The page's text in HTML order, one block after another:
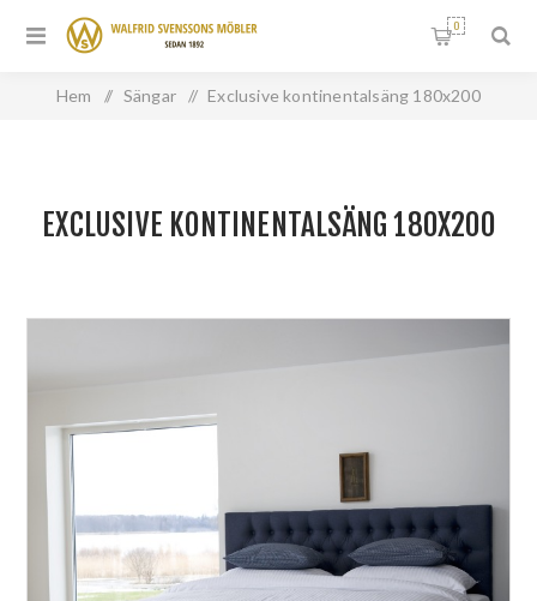
0
Hem / Sängar / Exclusive kontinentalsäng 180x200
EXCLUSIVE KONTINENTALSÄNG 180X200